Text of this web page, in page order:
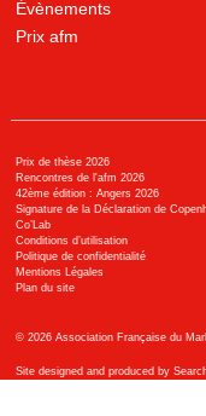
Évènements
Prix afm
Prix de thèse 2026
Rencontres de l'afm 2026
42ème édition : Angers 2026
Signature de la Déclaration de
Co’Lab
Conditions d’utilisation
Politique de confidentialité
Mentions Légales
Plan du site
© 2026Association Française du
Site designed and produced by